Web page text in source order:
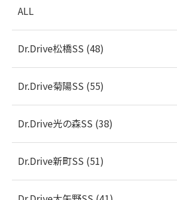
ALL
Dr.Drive松橋SS (48)
Dr.Drive菊陽SS (55)
Dr.Drive光の森SS (38)
Dr.Drive新町SS (51)